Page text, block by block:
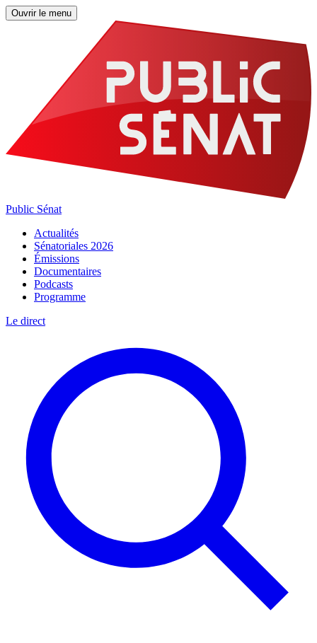
Ouvrir le menu
Public Sénat
Actualités
Sénatoriales 2026
Émissions
Documentaires
Podcasts
Programme
Le direct